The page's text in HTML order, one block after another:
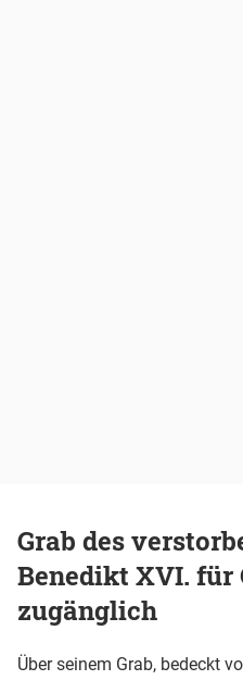
Grab des
Benedikt XVI.
zugänglich
Über seinem Grab, bedeckt